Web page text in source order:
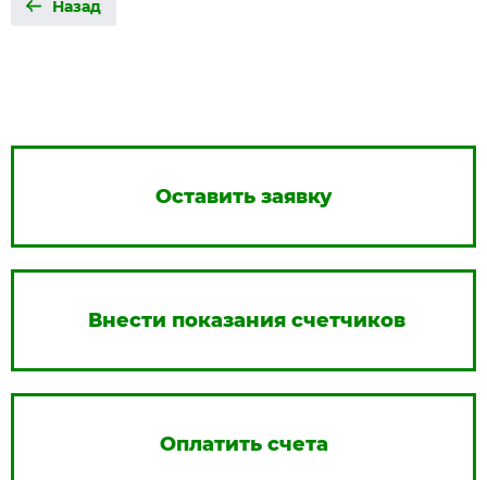
Назад
Оставить заявку
Внести показания счетчиков
Оплатить счета